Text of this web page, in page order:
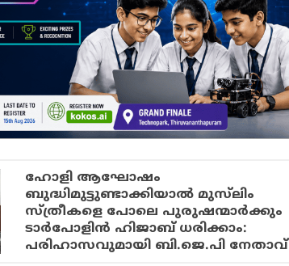
ഹോളി ആഘോഷം
ബുദ്ധിമുട്ടുണ്ടാക്കിയാൽ മുസ്‌ലിം
സ്ത്രീകളെ പോലെ പുരുഷന്മാർക്കും
ടാർപോളിൻ ഹിജാബ് ധരിക്കാം:
പരിഹാസവുമായി ബി.ജെ.പി നേതാവ്